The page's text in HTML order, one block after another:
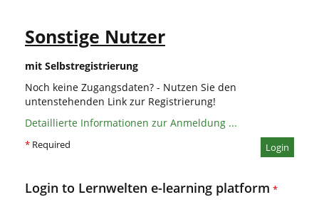
Sonstige Nutzer
mit Selbstregistrierung
Noch keine Zugangsdaten? - Nutzen Sie den
untenstehenden Link zur Registrierung!
Detaillierte Informationen zur Anmeldung ...
Login
* Required
Login to Lernwelten e-learning platform *